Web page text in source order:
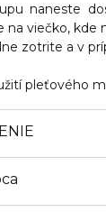
naneste
na viečko, kde
zotrite a v
pleťového